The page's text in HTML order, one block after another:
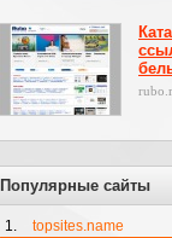
Популярные сайты
1. topsites.name